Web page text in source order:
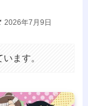
2026年7月9日
ます。